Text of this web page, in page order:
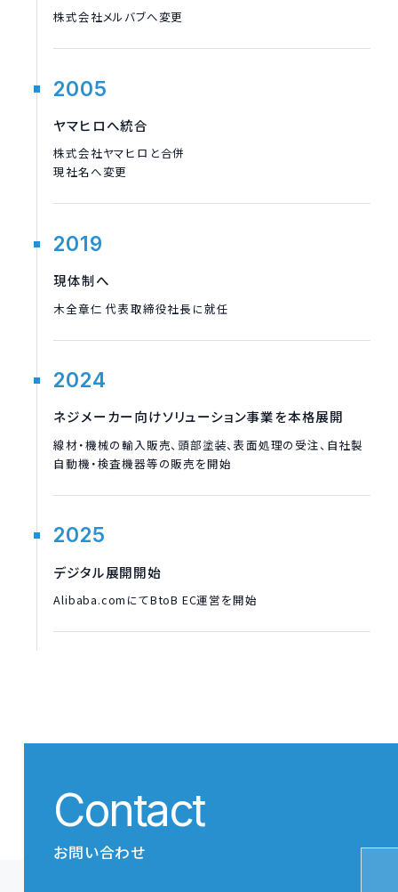
株式会社メルバブへ変更
2005
ヤマヒロへ統合
株式会社ヤマヒロと合併
現社名へ変更
2019
現体制へ
木全章仁 代表取締役社長に就任
2024
ネジメーカー向けソリューション事業を本格展開
線材・機械の輸入販売、頭部塗装、表面処理の受注、自社製
自動機・検査機器等の販売を開始
2025
デジタル展開開始
Alibaba.comにてBtoB EC運営を開始
Contact
お問い合わせ